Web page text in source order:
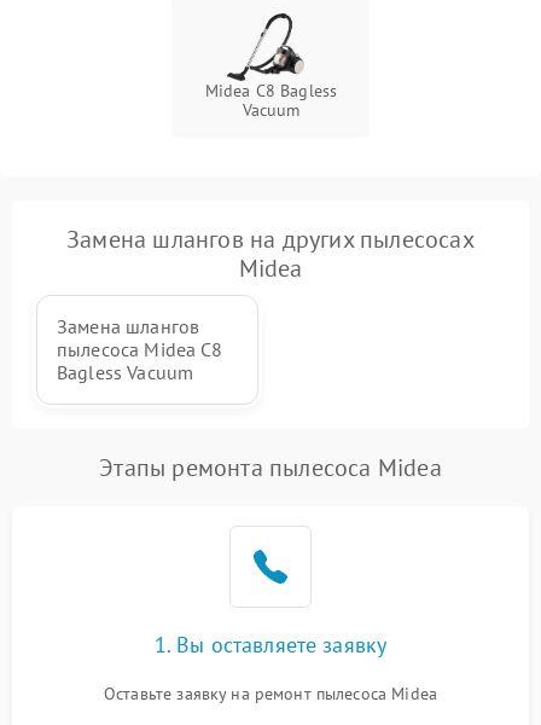
Midea C8 Bagless
Vacuum
Замена шлангов на других пылесосах
Midea
Замена шлангов
пылесоса Midea C8
Bagless Vacuum
Этапы ремонта пылесоса Midea
1. Вы оставляете заявку
Оставьте заявку на ремонт пылесоса Midea